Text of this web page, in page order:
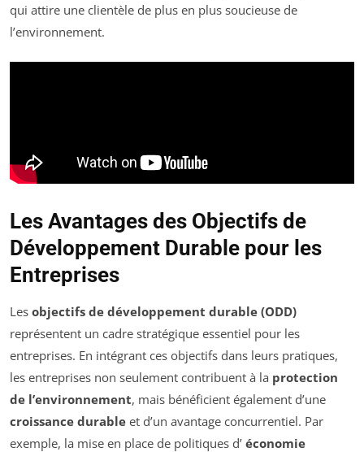
qui attire une clientèle de plus en plus soucieuse de
l’environnement.
Les Avantages des Objectifs de
Développement Durable pour les
Entreprises
Les objectifs de développement durable (ODD)
représentent un cadre stratégique essentiel pour les
entreprises. En intégrant ces objectifs dans leurs pratiques,
les entreprises non seulement contribuent à la protection
de l’environnement, mais bénéficient également d’une
croissance durable et d’un avantage concurrentiel. Par
exemple, la mise en place de politiques d’ économie